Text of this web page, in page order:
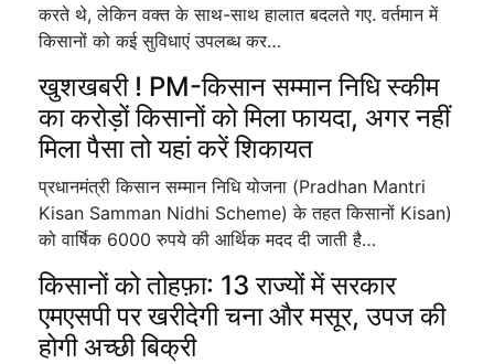
करते थे, लेकिन वक्त के साथ-साथ हालात बदलते गए. वर्तमान में
किसानों को कई सुविधाएं उपलब्ध कर…
खुशखबरी ! PM-किसान सम्मान निधि स्कीम
का करोड़ों किसानों को मिला फायदा, अगर नहीं
मिला पैसा तो यहां करें शिकायत
प्रधानमंत्री किसान सम्मान निधि योजना (Pradhan Mantri
Kisan Samman Nidhi Scheme) के तहत किसानों Kisan)
को वार्षिक 6000 रुपये की आर्थिक मदद दी जाती है…
किसानों को तोहफ़ा: 13 राज्यों में सरकार
एमएसपी पर खरीदेगी चना और मसूर, उपज की
होगी अच्छी बिक्री